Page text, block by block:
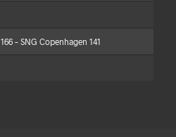
– SNG Copenhagen 141